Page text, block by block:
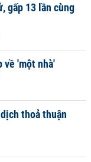
gấp 13 lần cùng
về 'một nhà'
thoả thuận